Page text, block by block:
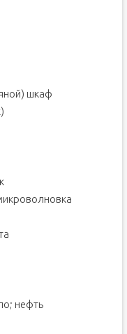
шкаф
нефть